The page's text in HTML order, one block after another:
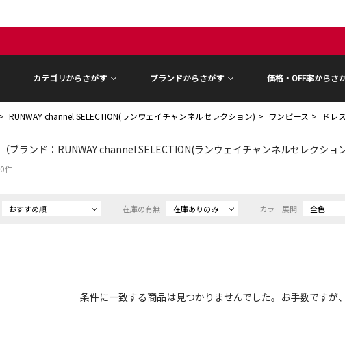
カテゴリからさがす ブランドからさがす 価格・OFF率からさ
RUNWAY channel SELECTION(ランウェイチャンネルセレクション) ワンピース ドレス
（ブランド：RUNWAY channel SELECTION(ランウェイチャンネルセレクショ
0件
おすすめ順 在庫の有無 在庫ありのみ カラー展開 全色
条件に一致する商品は見つかりませんでした。お手数ですが